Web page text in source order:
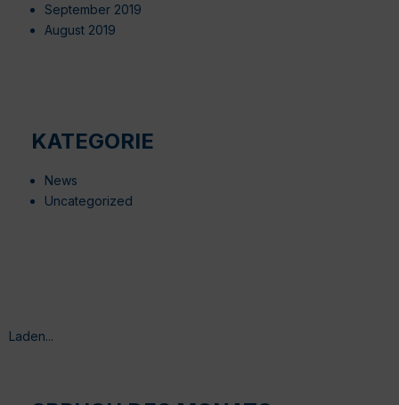
September 2019
August 2019
KATEGORIE
News
Uncategorized
Laden...